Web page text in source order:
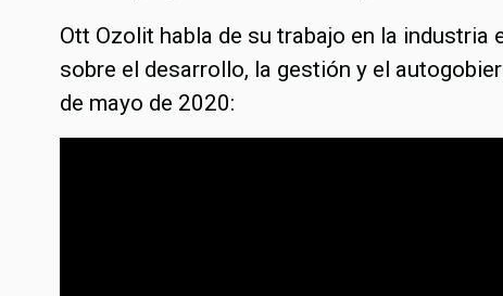
Ott Ozolit habla de su trabajo en la industria
sobre el desarrollo, la gestión y el
de mayo de 2020: